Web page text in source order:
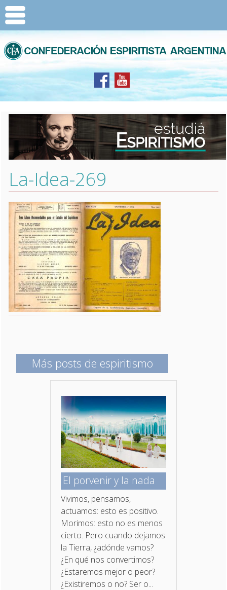
La-Idea-269
Más posts de espiritismo
El porvenir y la nada
Vivimos, pensamos,
actuamos: esto es positivo.
Morimos: esto no es menos
cierto. Pero cuando dejamos
la Tierra, ¿adónde vamos?
¿En qué nos convertimos?
¿Estaremos mejor o peor?
¿Existiremos o no? Ser o...